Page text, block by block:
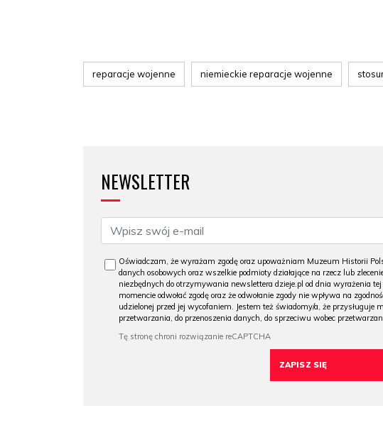
reparacje wojenne niemieckie reparacje wojenne
NEWSLETTER
Oświadczam, że wyrażam zgodę oraz upoważniam Muzeum Historii
danych osobowych oraz wszelkie podmioty działające na rzecz lub
niezbędnych do otrzymywania newslettera dzieje.pl od dnia wyrażenia
momencie odwołać zgodę oraz że odwołanie zgody nie wpływa na
udzielonej przed jej wycofaniem. Jestem też świadomy/a, że
przetwarzania, do przenoszenia danych, do sprzeciwu wobec